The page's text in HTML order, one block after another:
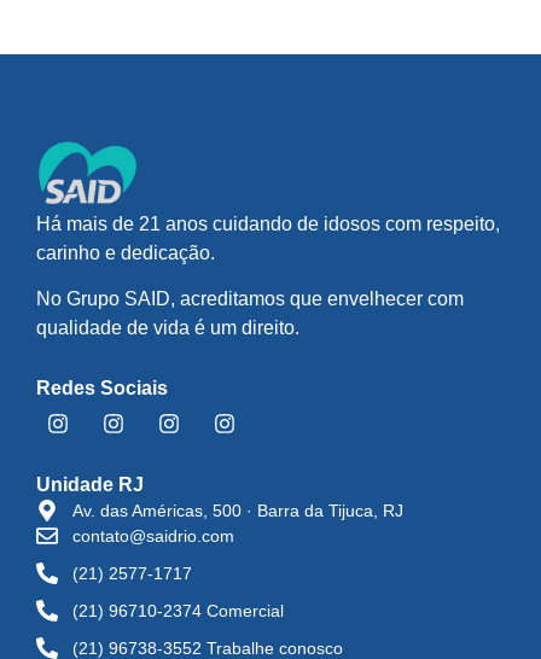
Há mais de 21 anos cuidando de idosos com respeito,
carinho e dedicação.
No Grupo SAID, acreditamos que envelhecer com
qualidade de vida é um direito.
Redes Sociais
Unidade RJ
Av. das Américas, 500 · Barra da Tijuca, RJ
contato@saidrio.com
(21) 2577-1717
(21) 96710-2374 Comercial
(21) 96738-3552 Trabalhe conosco